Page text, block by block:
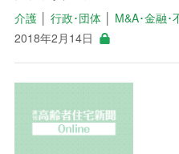
介護│ 行政･団体│ M&A･金融･
2018年2月14日